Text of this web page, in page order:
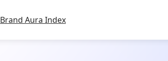
Brand Aura Index